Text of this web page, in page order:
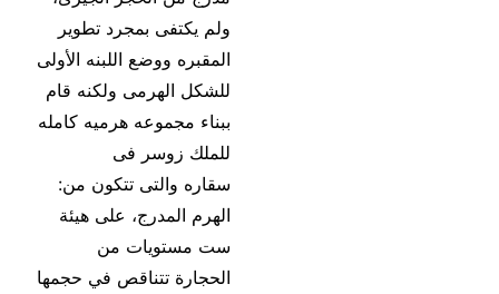
ولم يكتفى بمجرد تطوير
المقبره ووضع اللبنه الأولى
للشكل الهرمى ولكنه قام
ببناء مجموعه هرميه كامله
للملك زوسر فى
سقاره والتى تتكون من:
الهرم المدرج، على هيئة
ست مستويات من
الحجارة تتناقص في حجمها